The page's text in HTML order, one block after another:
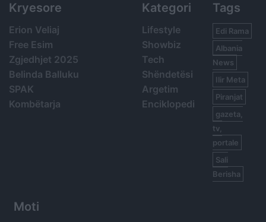
Kryesore
Erion Veliaj
Free Esim
Zgjedhjet 2025
Belinda Balluku
SPAK
Kombëtarja
Kategori
Lifestyle
Showbiz
Tech
Shëndetësi
Argetim
Enciklopedi
Tags
Edi Rama
Albania
News
Ilir Meta
Piranjat
gazeta,
tv,
portale
Sali
Berisha
Moti